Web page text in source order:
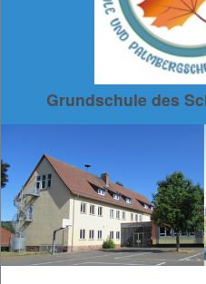
Grundschule des